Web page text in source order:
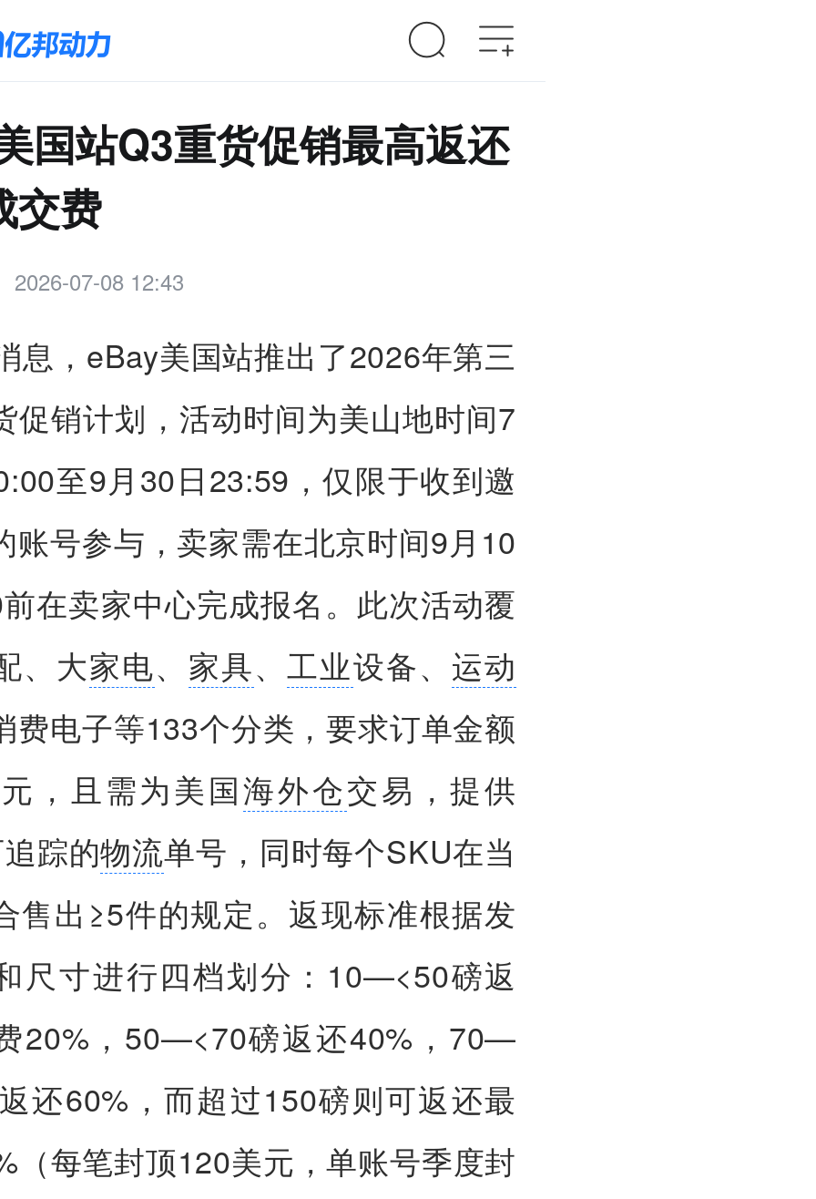
国站Q3重货促销最高返还
交费
2026-07-08 12:43
息，eBay美国站推出了2026年第三
促销计划，活动时间为美山地时间7
至9月30日23:59，仅限于收到邀
账号参与，卖家需在北京时间9月10
在卖家中心完成报名。此次活动覆
、大家电、 家具、工业设备、 运动
费电子等133个分类，要求订单金额
，且需为美国海外仓交易，提供
踪的物流单号，同时每个SKU在当
售出≥5件的规定。返现标准根据发
尺寸进行四档划分：10—<50磅返
20%，50—<70磅返还40%，70—
还60%，而超过150磅则可返还最
（每笔封顶120美元，单账号季度封